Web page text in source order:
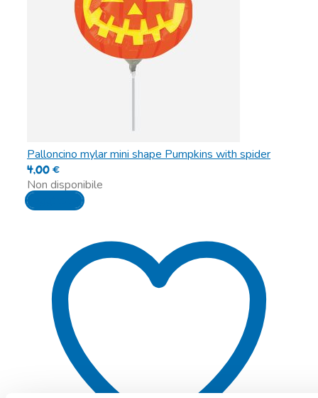
Palloncino mylar mini shape Pumpkins with spider
4,00€
Non disponibile
Leggi tutto